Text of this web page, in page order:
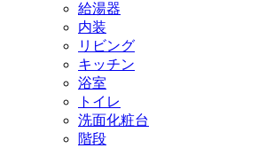
給湯器
内装
リビング
キッチン
浴室
トイレ
洗面化粧台
階段